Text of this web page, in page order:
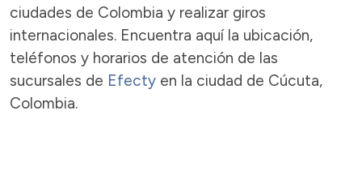
ciudades de Colombia y realizar giros
internacionales. Encuentra aquí la ubicación,
teléfonos y horarios de atención de las
sucursales de Efecty en la ciudad de Cúcuta,
Colombia.